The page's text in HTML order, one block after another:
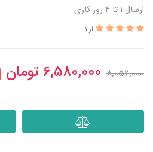
ارسال 1 تا 4 روز کاری
از 1
8,052,000
6,580,000 تومان